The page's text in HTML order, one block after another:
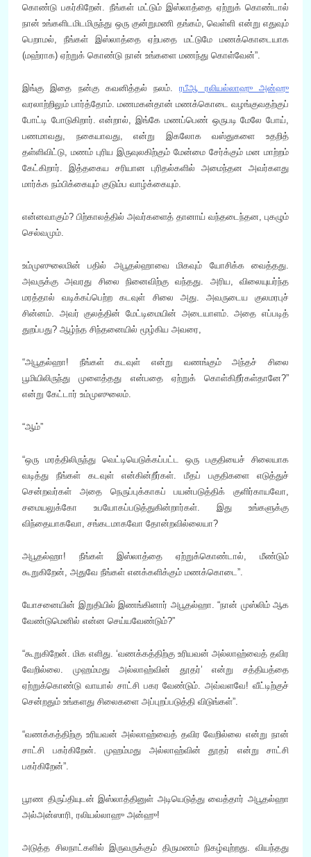
கொண்டு பகர்கிறேன். நீங்கள் மட்டும் இஸ்லாத்தை ஏற்றுக் கொண்டால்
நான் உங்களிடமிடமிருந்து ஒரு குன்றுமணி தங்கம், வெள்ளி என்று எதுவும்
பெறாமல், நீங்கள் இஸ்லாத்தை ஏற்பதை மட்டுமே மணக்கொடையாக
(மஹ்ராக) ஏற்றுக் கொண்டு நான் உங்களை மணந்து கொள்வேன்”.
இங்கு இதை நன்கு கவனித்தல் நலம்.ரபீஆ ரலியல்லாஹு அன்ஹு
வரலாற்றிலும் பார்த்தோம். மணமகன்தான் மணக்கொடை வழங்குவதற்குப்
போட்டி போடுகிறார். என்றால், இங்கே மணப்பெண் ஒருபடி மேலே போய்,
பணமாவது, நகையாவது, என்று இகலோக வஸ்துகளை உதறித்
தள்ளிவிட்டு, மணம் புரிய இருவுலகிற்கும் மேன்மை சேர்க்கும் மன மாற்றம்
கேட்கிறார். இத்தகைய சரியான புரிதல்களில் அமைந்தன அவர்களது
மார்க்க நம்பிக்கையும் குடும்ப வாழ்க்கையும்.
என்னவாகும்? பிற்காலத்தில் அவர்களைத் தானாய் வந்தடைந்தன, புகழும்
செல்வமும்.
உம்முஸுலைமின் பதில் அபூதல்ஹாவை மிகவும் யோசிக்க வைத்தது.
அவருக்கு அவரது சிலை நினைவிற்கு வந்தது. அரிய, விலையுயர்ந்த
மரத்தால் வடிக்கப்பெற்ற கடவுள் சிலை அது. அவருடைய குலமரபுச்
சின்னம். அவர் குலத்தின் மேட்டிமையின் அடையாளம். அதை எப்படித்
துறப்பது? ஆழ்ந்த சிந்தனையில் மூழ்கிய அவரை,
“அபூதல்ஹா! நீங்கள் கடவுள் என்று வணங்கும் அந்தச் சிலை
பூமியிலிருந்து முளைத்தது என்பதை ஏற்றுக் கொள்கிறீர்கள்தானே?”
என்று கேட்டார் உம்முஸுலைம்.
“ஆம்”
“ஒரு மரத்திலிருந்து வெட்டியெடுக்கப்பட்ட ஒரு பகுதியைச் சிலையாக
வடித்து நீங்கள் கடவுள் என்கின்றீர்கள். மீதப் பகுதிகளை எடுத்துச்
சென்றவர்கள் அதை நெருப்புக்காகப் பயன்படுத்திக் குளிர்காயவோ,
சமையலுக்கோ உபயோகப்படுத்துகின்றார்கள். இது உங்களுக்கு
விந்தையாகவோ, சங்கடமாகவோ தோன்றவில்லையா?
அபூதல்ஹா! நீங்கள் இஸ்லாத்தை ஏற்றுக்கொண்டால், மீண்டும்
கூறுகிறேன், அதுவே நீங்கள் எனக்களிக்கும் மணக்கொடை”.
யோசனையின் இறுதியில் இணங்கினார் அபூதல்ஹா. “நான் முஸ்லிம் ஆக
வேண்டுமெனில் என்ன செய்யவேண்டும்?”
“கூறுகிறேன். மிக எளிது. ‘வணக்கத்திற்கு உரியவன் அல்லாஹ்வைத் தவிர
வேறில்லை. முஹம்மது அல்லாஹ்வின் தூதர்’ என்று சத்தியத்தை
ஏற்றுக்கொண்டு வாயால் சாட்சி பகர வேண்டும். அவ்வளவே! வீட்டிற்குச்
சென்றதும் உங்களது சிலைகளை அப்புறப்படுத்தி விடுங்கள்”.
“வணக்கத்திற்கு உரியவன் அல்லாஹ்வைத் தவிர வேறில்லை என்று நான்
சாட்சி பகர்கிறேன். முஹம்மது அல்லாஹ்வின் தூதர் என்று சாட்சி
பகர்கிறேன்”.
பூரண திருப்தியுடன் இஸ்லாத்தினுள் அடியெடுத்து வைத்தார் அபூதல்ஹா
அல்அன்ஸாரி, ரலியல்லாஹு அன்ஹு!
அடுத்த சிலநாட்களில் இருவருக்கும் திருமணம் நிகழ்வுற்றது. வியந்தது